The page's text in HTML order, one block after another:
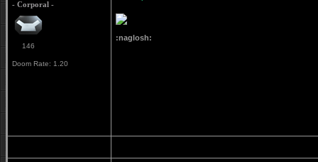
- Corporal -
146
Doom Rate: 1.20
:naglosh: